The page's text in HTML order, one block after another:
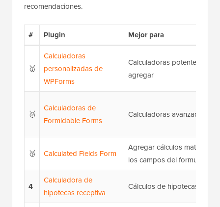
recomendaciones.
# Plugin Mejor para
🥇
Calculadoras
personalizadas de
WPForms
Calculadoras potentes y
agregar
🥈
Calculadoras de
Formidable Forms
Calculadoras avanzadas
🥉 Calculated Fields Form
Agregar cálculos
los campos del formulario
4
Calculadora de
hipotecas receptiva
Cálculos de hipotecas